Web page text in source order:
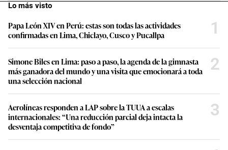
Lo más visto
Papa León XIV en Perú: estas son todas las actividades
confirmadas en Lima, Chiclayo, Cusco y Pucallpa
1
Simone Biles en Lima: paso a paso, la agenda de la gimnasta
más ganadora del mundo y una visita que emocionará a toda
una selección nacional
2
Aerolíneas responden a LAP sobre la TUUA a escalas
internacionales: “Una reducción parcial deja intacta la
desventaja competitiva de fondo”
3